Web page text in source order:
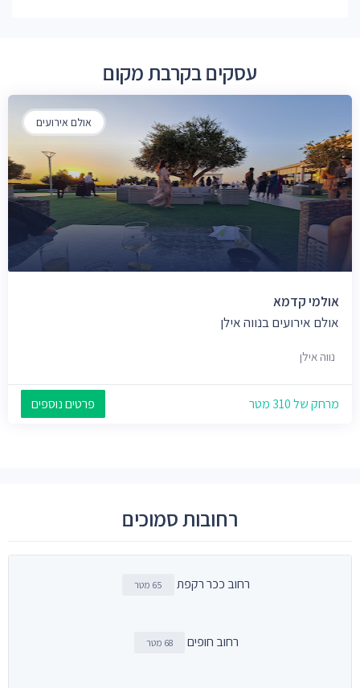
עסקים בקרבת מקום
אולם אירועים
אולמי קדמא
אולם אירועים בנווה אילן
נווה אילן
מרחק של 310 מטר פרטים נוספים
רחובות סמוכים
רחוב ככר רקפת 65 מטר
רחוב חופים 68 מטר